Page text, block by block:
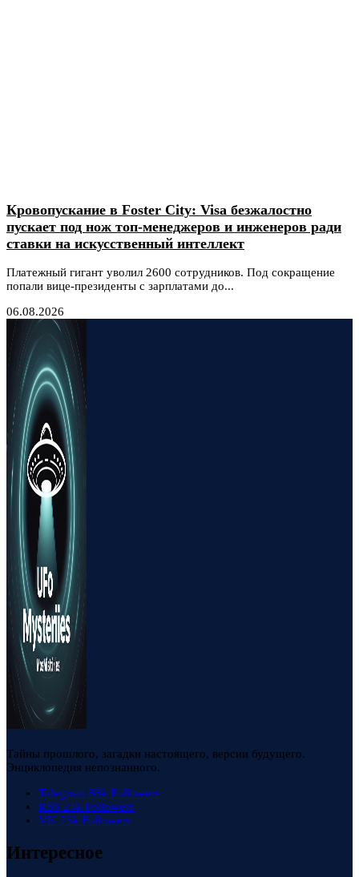
Кровопускание в Foster City: Visa безжалостно
пускает под нож топ-менеджеров и инженеров ради
ставки на искусственный интеллект
Платежный гигант уволил 2600 сотрудников. Под сокращение
попали вице-президенты с зарплатами до...
06.08.2026
Тайны прошлого, загадки настоящего, версии будущего.
Энциклопедия непознанного.
Telegram 88k Followers
RSS 23k Followers
VK 23k Followers
Интересное